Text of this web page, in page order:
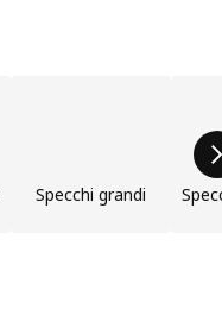
Specchi grandi